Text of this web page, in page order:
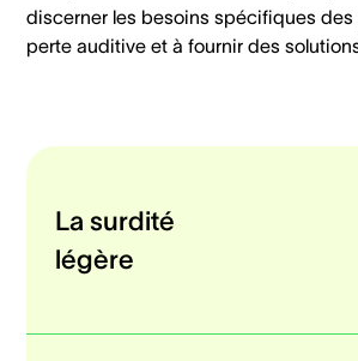
discerner les besoins spécifiques
perte auditive et à fournir des
La surdité
légère